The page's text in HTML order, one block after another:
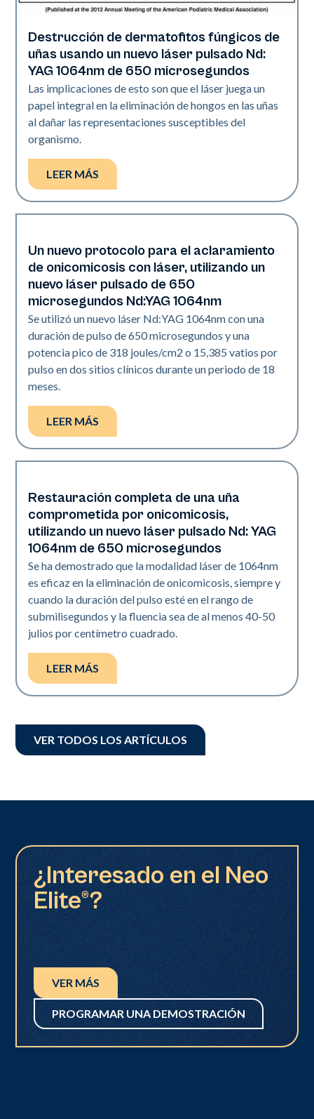
Uñas
Destrucción de dermatofitos fúngicos de
uñas usando un nuevo láser pulsado Nd:
YAG 1064nm de 650 microsegundos
Las implicaciones de esto son que el láser juega un
papel integral en la eliminación de hongos en las uñas
al dañar las representaciones susceptibles del
organismo.
LEER MÁS
Uñas
Un nuevo protocolo para el aclaramiento
de onicomicosis con láser, utilizando un
nuevo láser pulsado de 650
microsegundos Nd:YAG 1064nm
Se utilizó un nuevo láser Nd:YAG 1064nm con una
duración de pulso de 650 microsegundos y una
potencia pico de 318 joules/cm2 o 15,385 vatios por
pulso en dos sitios clínicos durante un periodo de 18
meses.
LEER MÁS
Uñas
Restauración completa de una uña
comprometida por onicomicosis,
utilizando un nuevo láser pulsado Nd: YAG
1064nm de 650 microsegundos
Se ha demostrado que la modalidad láser de 1064nm
es eficaz en la eliminación de onicomicosis, siempre y
cuando la duración del pulso esté en el rango de
submilisegundos y la fluencia sea de al menos 40-50
julios por centímetro cuadrado.
LEER MÁS
VER TODOS LOS ARTÍCULOS
¿Interesado en el Neo
Elite®?
VER MÁS
PROGRAMAR UNA DEMOSTRACIÓN